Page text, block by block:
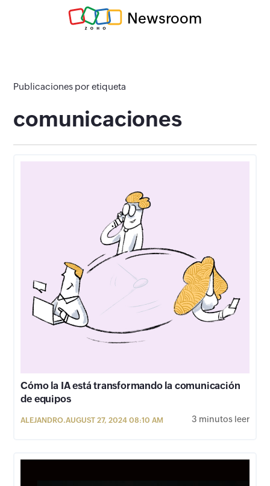
Newsroom
Publicaciones por etiqueta
comunicaciones
Cómo la IA está transformando la comunicación
de equipos
ALEJANDRO.AUGUST 27, 2024 08:10 AM 3 minutos leer